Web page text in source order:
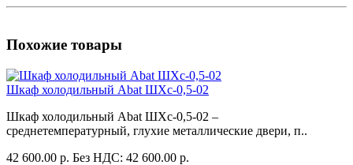
Похожие товары
Шкаф холодильный Abat ШХс-0,5-02
Шкаф холодильный Abat ШХс-0,5-02 –
среднетемпературный, глухие металлические двери, п..
42 600.00 р. Без НДС: 42 600.00 р.